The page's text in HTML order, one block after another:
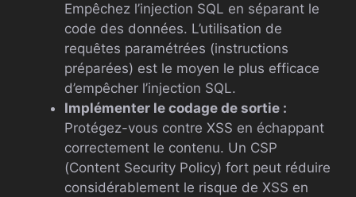
Empêchez l’injection SQL en séparant le
code des données. L’utilisation de
requêtes paramétrées (instructions
préparées) est le moyen le plus efficace
d’empêcher l’injection SQL.
Implémenter le codage de sortie :
Protégez-vous contre XSS en échappant
correctement le contenu. Un CSP
(Content Security Policy) fort peut réduire
considérablement le risque de XSS en